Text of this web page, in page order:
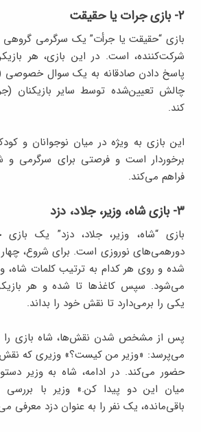
۲- بازی جرات یا حقیقت
بازی “حقیقت یا جرأت” یک سرگرمی
شرکت‌کننده، است. در این بازی، هر
پاسخ دادن صادقانه به یک سوال خصوصی
چالش تعیین‌شده توسط سایر بازیکنان
کند.
این بازی به ویژه در میان نوجوانان و
برخوردار است و فرصتی برای سرگرمی و
فراهم می‌کند.
۳- بازی شاه، وزیر، جلاد، دزد
بازی “شاه، وزیر، جلاد، دزد” یک بازی
دورهمی‌های نوروزی است. برای شروع،
شده و روی هر کدام به ترتیب کلمات شاه،
می‌شود. سپس کاغذها تا شده و هر
یکی را برمی‌دارد تا نقش خود را بداند.
پس از مشخص شدن نقش‌ها، شاه بازی را
می‌پرسد: «وزیر من کیست؟» وزیری که نقش
حضور می‌کند. در ادامه، شاه به وزیر
میان این دو پیدا کن.» وزیر با بررسی
باقی‌مانده، یک نفر را به عنوان دزد معرفی